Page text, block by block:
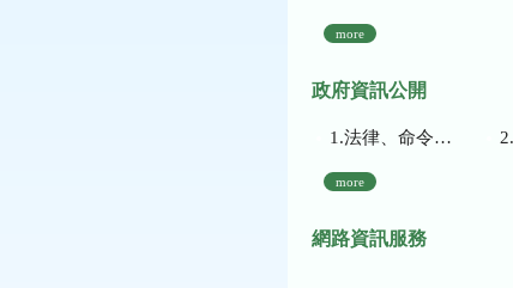
more
政府資訊公開
1.法律、命令、法規命令 2.
more
網路資訊服務